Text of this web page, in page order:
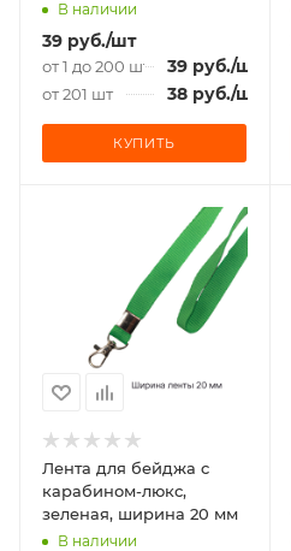
В наличии
39 руб./шт
от 1 до 200 шт 39 руб./шт
от 201 шт 38 руб./шт
КУПИТЬ
Лента для бейджа c
карабином-люкс,
зеленая, ширина 20 мм
В наличии